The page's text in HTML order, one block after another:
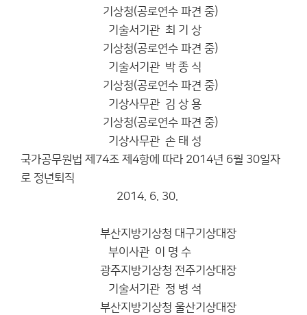
기상청(공로연수 파견 중)
기술서기관 최 기 상
기상청(공로연수 파견 중)
기술서기관 박 종 식
기상청(공로연수 파견 중)
기상사무관 김 상 용
기상청(공로연수 파견 중)
기상사무관 손 태 성
국가공무원법 제74조 제4항에 따라 2014년 6월 30일자
로 정년퇴직
2014. 6. 30.
부산지방기상청 대구기상대장
부이사관 이 명 수
광주지방기상청 전주기상대장
기술서기관 정 병 석
부산지방기상청 울산기상대장